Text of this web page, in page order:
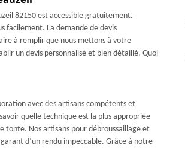
82150 est accessible gratuitement.
facilement. La demande de devis
à remplir que nous mettons à votre
un devis personnalisé et bien détaillé. Quoi
avec des artisans compétents et
quelle technique est la plus appropriée
tonte. Nos artisans pour débroussaillage et
d’un rendu impeccable. Grâce à notre